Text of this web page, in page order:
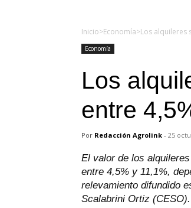
Inicio>Economía>Los alquileres
Economía
Los
entre
Por Redacción Agrolink - 25
El valor de los
entre 4,5% y 11,1%,
relevamiento difundido
Scalabrini Ortiz